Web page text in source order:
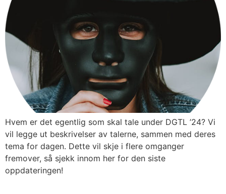
Hvem er det egentlig som skal tale under DGTL ’24? Vi
vil legge ut beskrivelser av talerne, sammen med deres
tema for dagen. Dette vil skje i flere omganger
fremover, så sjekk innom her for den siste
oppdateringen!